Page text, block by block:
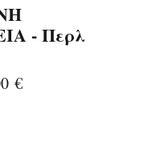
- Περλ
€Τιμή